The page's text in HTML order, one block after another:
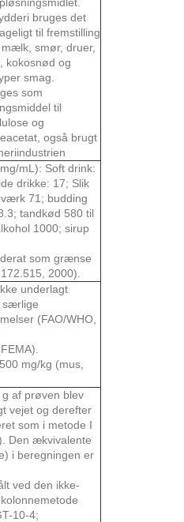
bruges det
til fremstilling
smør, druer,
kokosnød og
smag.
som
til
og
også brugt
mL): Soft drink:
drikke: 17; Slik
71; budding
tandkød 580 til
1000; sirup
som grænse
2000).
underlagt
(FAO/WHO,
mg/kg (mus,
g af prøven blev
vejet og derefter
som i metode I
Den ækvivalente
i beregningen er
ved den ikke-
10-4;